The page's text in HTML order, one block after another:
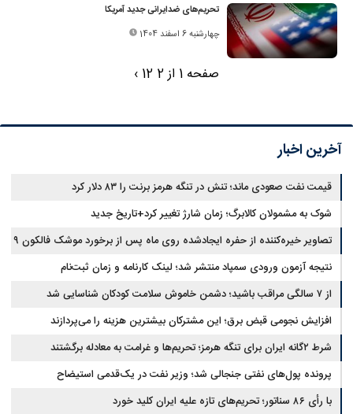
تحریم‌های ضدایرانی جدید آمریکا
چهارشنبه 6 اسفند 1404
صفحه 1 از 2 12
›
آخرین اخبار
قیمت نفت صعودی ماند؛ تنش در تنگه هرمز برنت را ۸۳ دلار کرد
شوک به مشمولان کالابرگ؛ زمان شارژ تغییر کرد+تاریخ جدید
تصاویر خیره‌کننده از حفره ایجادشده روی ماه پس از برخورد موشک فالکون ۹
نتیجه آزمون ورودی سمپاد منتشر شد؛ لینک کارنامه و زمان ثبت‌نام
از ۷ سالگی مراقب باشید؛ دشمن خاموش سلامت کودکان شناسایی شد
افزایش نجومی قبض برق؛ این مشترکان بیشترین هزینه را می‌پردازند
شرط ۲گانه ایران برای تنگه هرمز؛ تحریم‌ها و غرامت به معادله برگشتند
پرونده پول‌های نفتی جنجالی شد؛ وزیر نفت در یک‌قدمی استیضاح
با رأی ۸۶ سناتور؛ تحریم‌های تازه علیه ایران کلید خورد